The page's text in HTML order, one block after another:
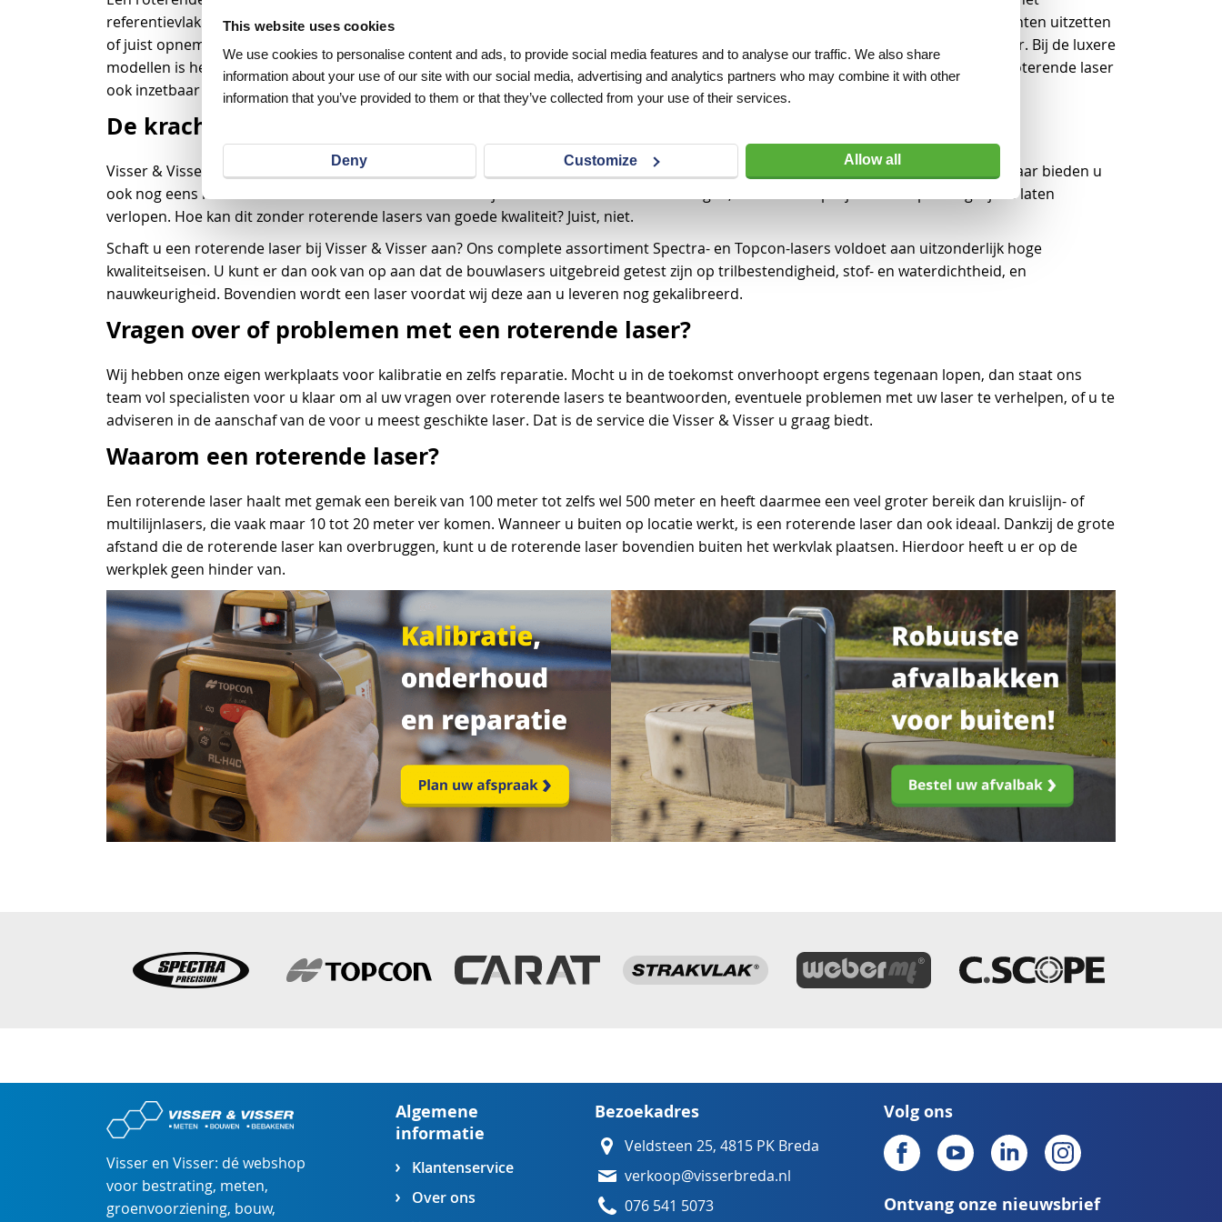
This website uses cookies
We use cookies to personalise content and ads, to provide social media features and to analyse our traffic. We also share
information about your use of our site with our social media, advertising and analytics partners who may combine it with other
information that you’ve provided to them or that they’ve collected from your use of their services.
Deny Customize Allow all
referentievlak over een volledige breedte van 360 graden wordt uitgezonden. Met behulp van een handontvanger kunt u alle meetpunten uitzetten
of juist opnemen. De roterende laser kunt u voor vrijwel alle bouwtoepassingen gebruiken: de laser is nauwkeurig tot op de millimeter. Bij de luxere
modellen is het zelfs mogelijk om een afschot in te stellen, zodat u onder een schuine hoek kunt meten of aanleggen. Hiermee is de roterende laser
ook inzetbaar voor de stratenmaker of bij de aanleg van drainage of riool.
De kracht van Visser & Visser
Visser & Visser is al lange tijd een begrip in de wereld van roterende lasers. Wij weten niet alleen precies waar we het over hebben, maar bieden u
ook nog eens roterende lasers van de beste kwaliteit. Wij hebben maar één doel voor ogen, en dat is uw project zo soepel mogelijk te laten
verlopen. Hoe kan dit zonder roterende lasers van goede kwaliteit? Juist, niet.
Schaft u een roterende laser bij Visser & Visser aan? Ons complete assortiment Spectra- en Topcon-lasers voldoet aan uitzonderlijk hoge
kwaliteitseisen. U kunt er dan ook van op aan dat de bouwlasers uitgebreid getest zijn op trilbestendigheid, stof- en waterdichtheid, en
nauwkeurigheid. Bovendien wordt een laser voordat wij deze aan u leveren nog gekalibreerd.
Vragen over of problemen met een roterende laser?
Wij hebben onze eigen werkplaats voor kalibratie en zelfs reparatie. Mocht u in de toekomst onverhoopt ergens tegenaan lopen, dan staat ons
team vol specialisten voor u klaar om al uw vragen over roterende lasers te beantwoorden, eventuele problemen met uw laser te verhelpen, of u te
adviseren in de aanschaf van de voor u meest geschikte laser. Dat is de service die Visser & Visser u graag biedt.
Waarom een roterende laser?
Een roterende laser haalt met gemak een bereik van 100 meter tot zelfs wel 500 meter en heeft daarmee een veel groter bereik dan kruislijn- of
multilijnlasers, die vaak maar 10 tot 20 meter ver komen. Wanneer u buiten op locatie werkt, is een roterende laser dan ook ideaal. Dankzij de grote
afstand die de roterende laser kan overbruggen, kunt u de roterende laser bovendien buiten het werkvlak plaatsen. Hierdoor heeft u er op de
werkplek geen hinder van.
Visser en Visser: dé webshop
voor bestrating, meten,
groenvoorziening, bouw,
Algemene
informatie
Klantenservice
Over ons
Bezoekadres
Veldsteen 25, 4815 PK Breda
verkoop@visserbreda.nl
076 541 5073
Volg ons
Ontvang onze nieuwsbrief